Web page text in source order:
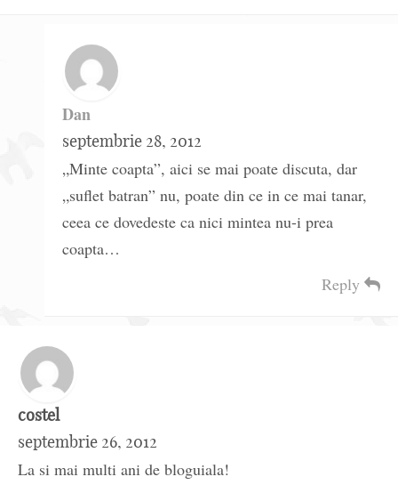
Dan
septembrie 28, 2012
„Minte coapta”, aici se mai poate discuta, dar
„suflet batran” nu, poate din ce in ce mai tanar,
ceea ce dovedeste ca nici mintea nu-i prea
coapta…
Reply
costel
septembrie 26, 2012
La si mai multi ani de bloguiala!